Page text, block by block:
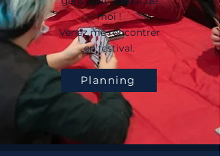
moi !
Venez me rencontrer
en festival.
Planning